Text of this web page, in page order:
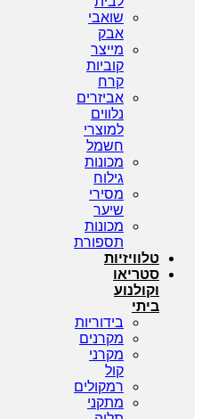
שואבי
אבק
מייצר
קוביות
קרח
אביזרים
נלווים
למוצרי
חשמל
מכונות
גילוח
מסירי
שיער
מכונות
תספורת
טלוויזיות
סטריאו
וקולנוע
ביתי
בידוריות
מקרנים
מקרני
קול
רמקולים
מתקני